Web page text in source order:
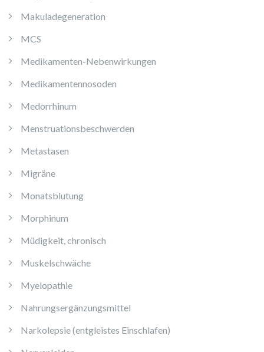
Makuladegeneration
MCS
Medikamenten-Nebenwirkungen
Medikamentennosoden
Medorrhinum
Menstruationsbeschwerden
Metastasen
Migräne
Monatsblutung
Morphinum
Müdigkeit, chronisch
Muskelschwäche
Myelopathie
Nahrungsergänzungsmittel
Narkolepsie (entgleistes Einschlafen)